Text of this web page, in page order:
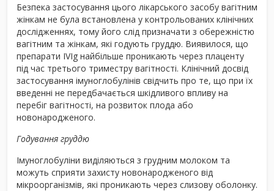
Безпека застосування цього лікарського засобу вагітним
жінкам не була встановлена у контрольованих клінічних
дослідженнях, тому його слід призначати з обережністю
вагітним та жінкам, які годують груддю. Виявилося, що
препарати IVIg найбільше проникають через плаценту
під час третього триместру вагітності. Клінічний досвід
застосування імуноглобулінів свідчить про те, що при їх
введенні не передбачається шкідливого впливу на
перебіг вагітності, на розвиток плода або
новонародженого.
Годування груддю
Імуноглобуліни виділяються з грудним молоком та
можуть сприяти захисту новонародженого від
мікроорганізмів, які проникають через слизову оболонку.